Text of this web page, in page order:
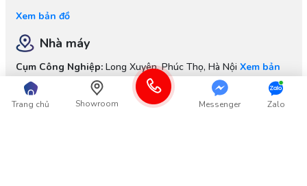
Xem bản đồ
Nhà máy
Cụm Công Nghiệp:Long Xuyên, Phúc Thọ, Hà Nội Xem bản
đồ
Xem bản đồ
Trang chủ Showroom Messenger Zalo